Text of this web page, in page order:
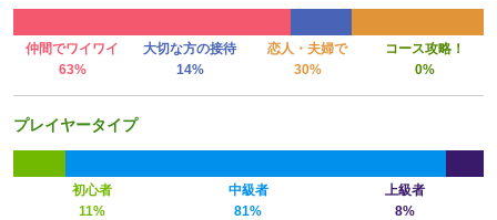
仲間でワイワイ 大切な方の接待 恋人・夫婦で
コース攻略！
63%
14% 30% 0%
プレイヤータイプ
初心者 中級者
上級者
11%
81% 8%